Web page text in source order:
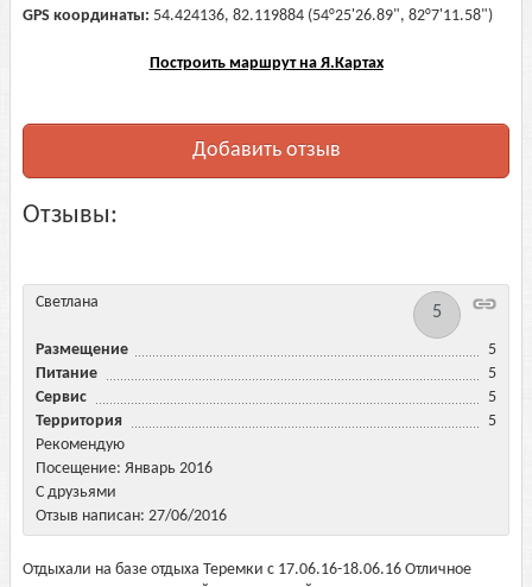
GPS координаты: 54.424136, 82.119884 (54°25'26.89", 82°7'11.58")
Построить маршрут на Я.Картах
Добавить отзыв
Отзывы:
Светлана
5
Размещение
5
Питание
5
Сервис
5
Территория
5
Рекомендую
Посещение: Январь 2016
С друзьями
Отзыв написан: 27/06/2016
Отдыхали на базе отдыха Теремки с 17.06.16-18.06.16 Отличное